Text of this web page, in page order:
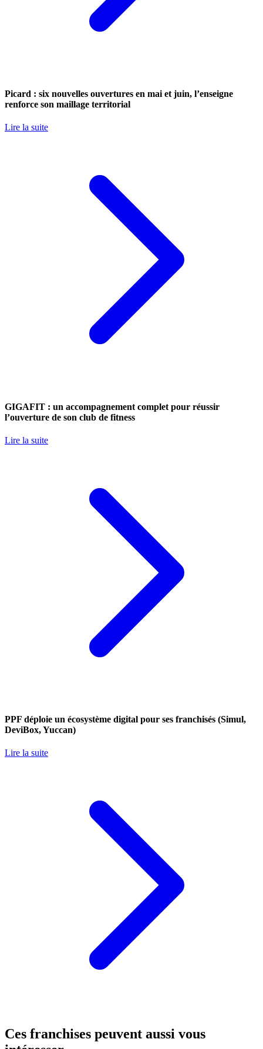
Picard : six nouvelles ouvertures en mai et juin, l’enseigne
renforce son maillage territorial
Lire la suite
GIGAFIT : un accompagnement complet pour réussir
l’ouverture de son club de fitness
Lire la suite
PPF déploie un écosystème digital pour ses franchisés (Simul,
DeviBox, Yuccan)
Lire la suite
Ces franchises peuvent aussi vous